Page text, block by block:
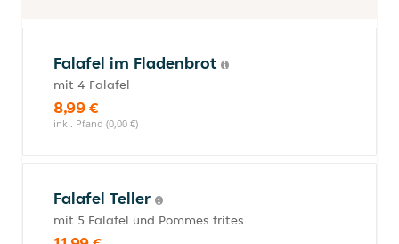
Falafel im Fladenbrot
mit 4 Falafel
8,99 €
inkl. Pfand (0,00 €)
Falafel Teller
mit 5 Falafel und Pommes frites